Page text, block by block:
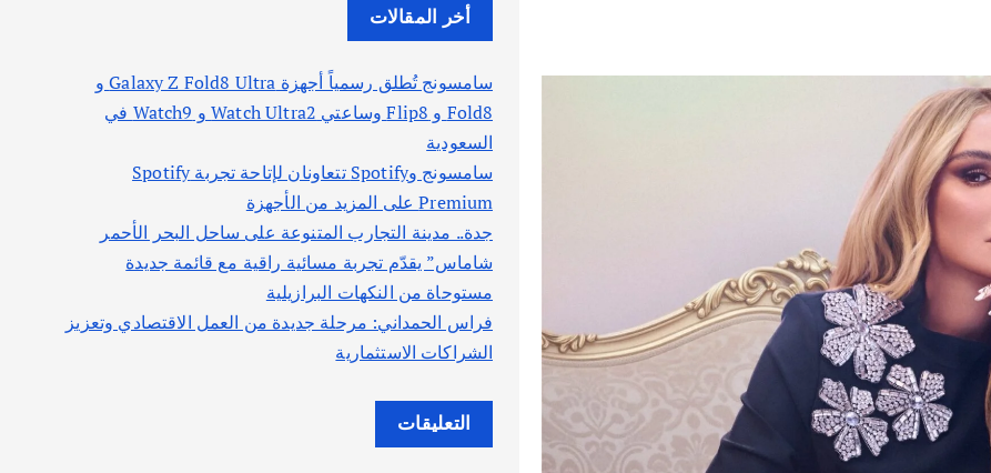
أخر المقالات
سامسونج تُطلق رسمياً أجهزة Galaxy Z Fold8 Ultra و
Fold8 و Flip8 وساعتي Watch Ultra2 و Watch9 في
السعودية
سامسونج وSpotify تتعاونان لإتاحة تجربة Spotify
Premium على المزيد من الأجهزة
جدة.. مدينة التجارب المتنوعة على ساحل البحر الأحمر
شاماس” يقدّم تجربة مسائية راقية مع قائمة جديدة
مستوحاة من النكهات البرازيلية
فراس الحمداني: مرحلة جديدة من العمل الاقتصادي وتعزيز
الشراكات الاستثمارية
التعليقات